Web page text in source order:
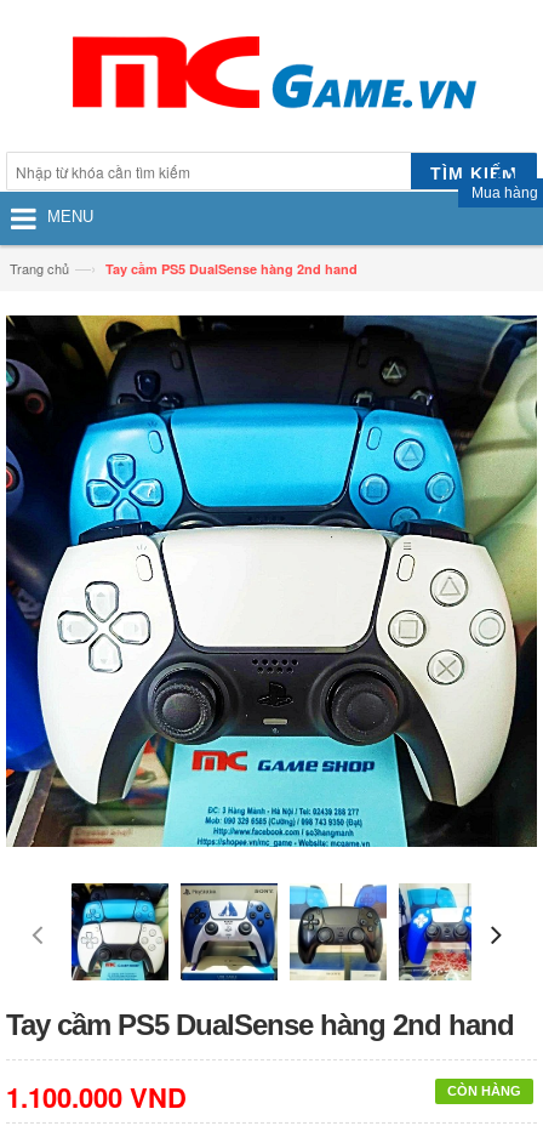
TÌM KIẾM
Mua hàng
MENU
Trang chủ —› Tay cầm PS5 DualSense hàng 2nd hand
Tay cầm PS5 DualSense hàng 2nd hand
CÒN HÀNG
1.100.000 VND